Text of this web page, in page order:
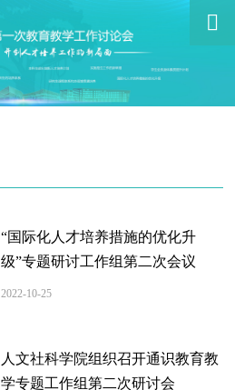

“国际化人才培养措施的优化升
级”专题研讨工作组第二次会议
2022-10-25
人文社科学院组织召开通识教育教
学专题工作组第二次研讨会